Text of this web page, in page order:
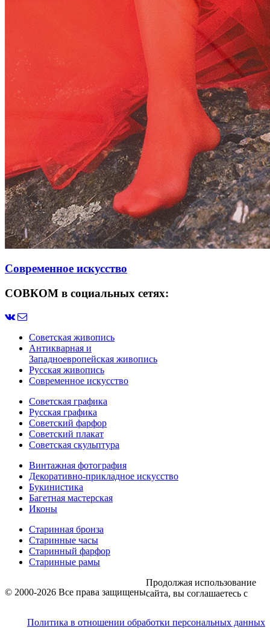
Современное искусство
СОВКОМ в социальных сетях:
Советская живопись
Антикварная и
Западноевропейская живопись
Русская живопись
Современное искусство
Советская графика
Русская графика
Советский фарфор
Советский плакат
Советская скульптура
Винтажная фотография
Декоративно-прикладное искусство
Букинистика
Багетная мастерская
Иконы
Старинная бронза
Старинные часы
Старинный фарфор
Старинные рамы
© 2000-2026 Все права защищены
Политика в отношении обработки персональных данных
Продолжая использование
сайта, вы соглашаетесь с